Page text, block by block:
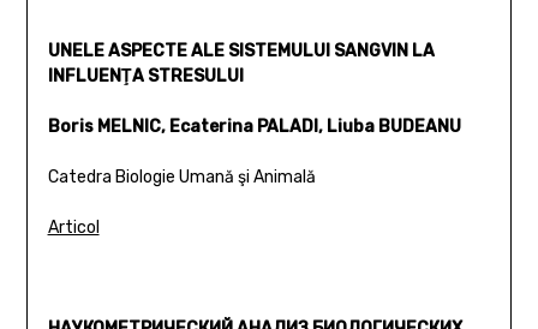
UNELE ASPECTE ALE SISTEMULUI SANGVIN LA
INFLUENŢA STRESULUI
Boris MELNIC, Ecaterina PALADI, Liuba BUDEANU
Catedra Biologie Umană şi Animală
Articol